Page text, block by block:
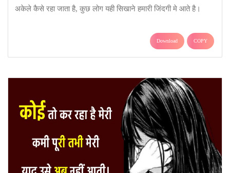
अकेले कैसे रहा जाता है, कुछ लोग यही सिखाने हमारी जिंदगी मे आते है।
Download COPY